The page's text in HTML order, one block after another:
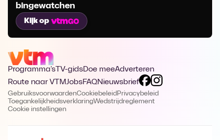
bingewatchen
Kijk op
Programma's TV-gidsDoe meeAdverteren
Route naar VTMJobsFAQNieuwsbrief
GebruiksvoorwaardenCookiebeleidPrivacybeleid
ToegankelijkheidsverklaringWedstrijdreglement
Cookie instellingen